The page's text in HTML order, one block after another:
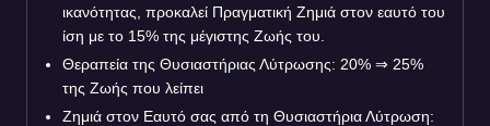
ικανότητας, προκαλεί Πραγματική Ζημιά στον εαυτό του
ίση με το 15% της μέγιστης Ζωής του.
Θεραπεία της Θυσιαστήριας Λύτρωσης: 20% ⇒ 25%
της Ζωής που λείπει
Ζημιά στον Εαυτό σας από τη Θυσιαστήρια Λύτρωση: